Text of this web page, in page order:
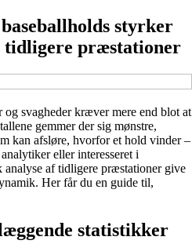
styrker
tidligere præstationer
og svagheder kræver mere end blot at
gemmer der sig mønstre,
kan afsløre, hvorfor et hold vinder –
eller interesseret i
analyse af tidligere præstationer give
Her får du en guide til,
statistikker